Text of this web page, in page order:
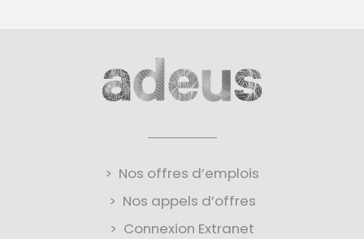
Nos offres d’emplois
Nos appels d’offres
Connexion Extranet